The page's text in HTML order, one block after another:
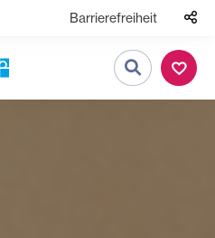
Barrierefreiheit
Suche